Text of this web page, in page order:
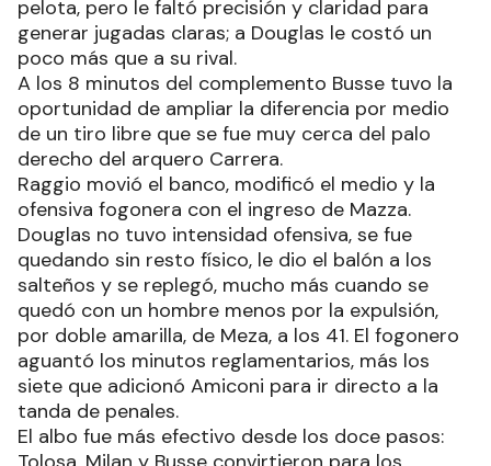
pelota, pero le faltó precisión y claridad para
generar jugadas claras; a Douglas le costó un
poco más que a su rival.
A los 8 minutos del complemento Busse tuvo la
oportunidad de ampliar la diferencia por medio
de un tiro libre que se fue muy cerca del palo
derecho del arquero Carrera.
Raggio movió el banco, modificó el medio y la
ofensiva fogonera con el ingreso de Mazza.
Douglas no tuvo intensidad ofensiva, se fue
quedando sin resto físico, le dio el balón a los
salteños y se replegó, mucho más cuando se
quedó con un hombre menos por la expulsión,
por doble amarilla, de Meza, a los 41. El fogonero
aguantó los minutos reglamentarios, más los
siete que adicionó Amiconi para ir directo a la
tanda de penales.
El albo fue más efectivo desde los doce pasos: